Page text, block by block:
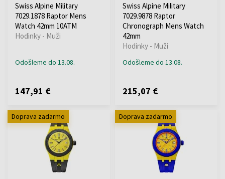
Swiss Alpine Military
7029.1878 Raptor Mens
Watch 42mm 10ATM
Hodinky - Muži
Odošleme do 13.08.
147,91 €
Swiss Alpine Military
7029.9878 Raptor
Chronograph Mens Watch
42mm
Hodinky - Muži
Odošleme do 13.08.
215,07 €
Doprava zadarmo Doprava zadarmo